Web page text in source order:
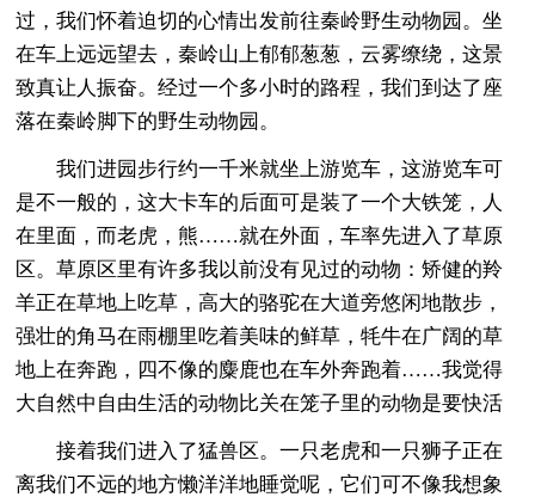
过，我们怀着迫切的心情出发前往秦岭野生动物园。坐
在车上远远望去，秦岭山上郁郁葱葱，云雾缭绕，这景
致真让人振奋。经过一个多小时的路程，我们到达了座
落在秦岭脚下的野生动物园。
我们进园步行约一千米就坐上游览车，这游览车可
是不一般的，这大卡车的后面可是装了一个大铁笼，人
在里面，而老虎，熊……就在外面，车率先进入了草原
区。草原区里有许多我以前没有见过的动物：矫健的羚
羊正在草地上吃草，高大的骆驼在大道旁悠闲地散步，
强壮的角马在雨棚里吃着美味的鲜草，牦牛在广阔的草
地上在奔跑，四不像的麋鹿也在车外奔跑着……我觉得
大自然中自由生活的动物比关在笼子里的动物是要快活
接着我们进入了猛兽区。一只老虎和一只狮子正在
离我们不远的地方懒洋洋地睡觉呢，它们可不像我想象